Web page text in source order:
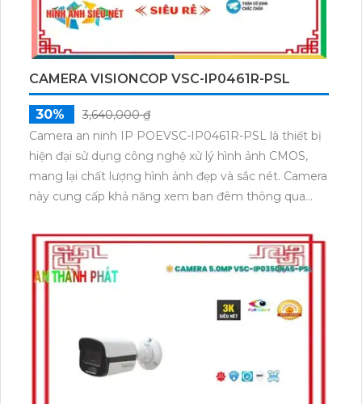
CAMERA VISIONCOP VSC-IP0461R-PSL
30%
3,640,000 ₫
Camera an ninh IP POEVSC-IP0461R-PSL là thiết bị
hiện đại sử dụng công nghệ xử lý hình ảnh CMOS,
mang lại chất lượng hình ảnh đẹp và sắc nét. Camera
này cung cấp khả năng xem ban đêm thông qua
thiếu sáng và khoảng cách lên đến 10m. Với IP POE,
việc cấu hình và sử dụng camera trở nên thuận tiện
hơn bao giờ hết. Hơn nữa, sản phẩm hỗ trợ chất
lượng hình ảnh Ultra 4k lite với các định dạng nén
tiên tiến như H.265+/H.265/H.264+/H.264, mang đến
trải nghiệm giám sát an ninh tối ưu. Đặc biệt, công
nghệ Starlight giúp camera hoạt động hiệu quả
trong mọi điều kiện ánh sáng, từ ban ngày đến ban